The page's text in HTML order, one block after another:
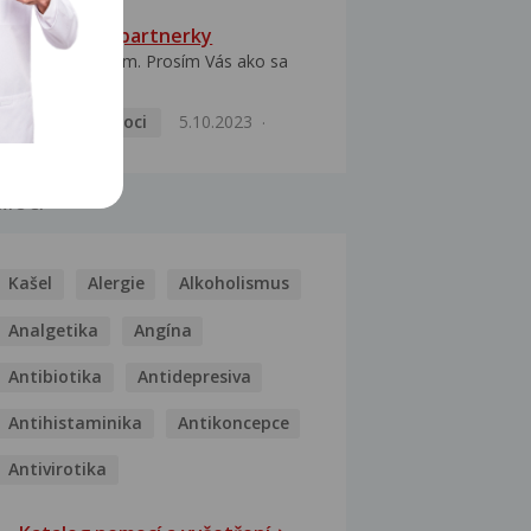
HPV typ 52 u partnerky
Dobrý deň prajem. Prosím Vás ako sa
Pohlavní nemoci
5.10.2023
Kašel Alergie Alkoholismus
Analgetika Angína
Antibiotika Antidepresiva
Antihistaminika Antikoncepce
Antivirotika